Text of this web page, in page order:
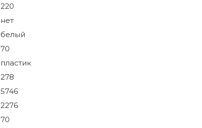
220
нет
белый
70
пластик
278
5746
2276
70